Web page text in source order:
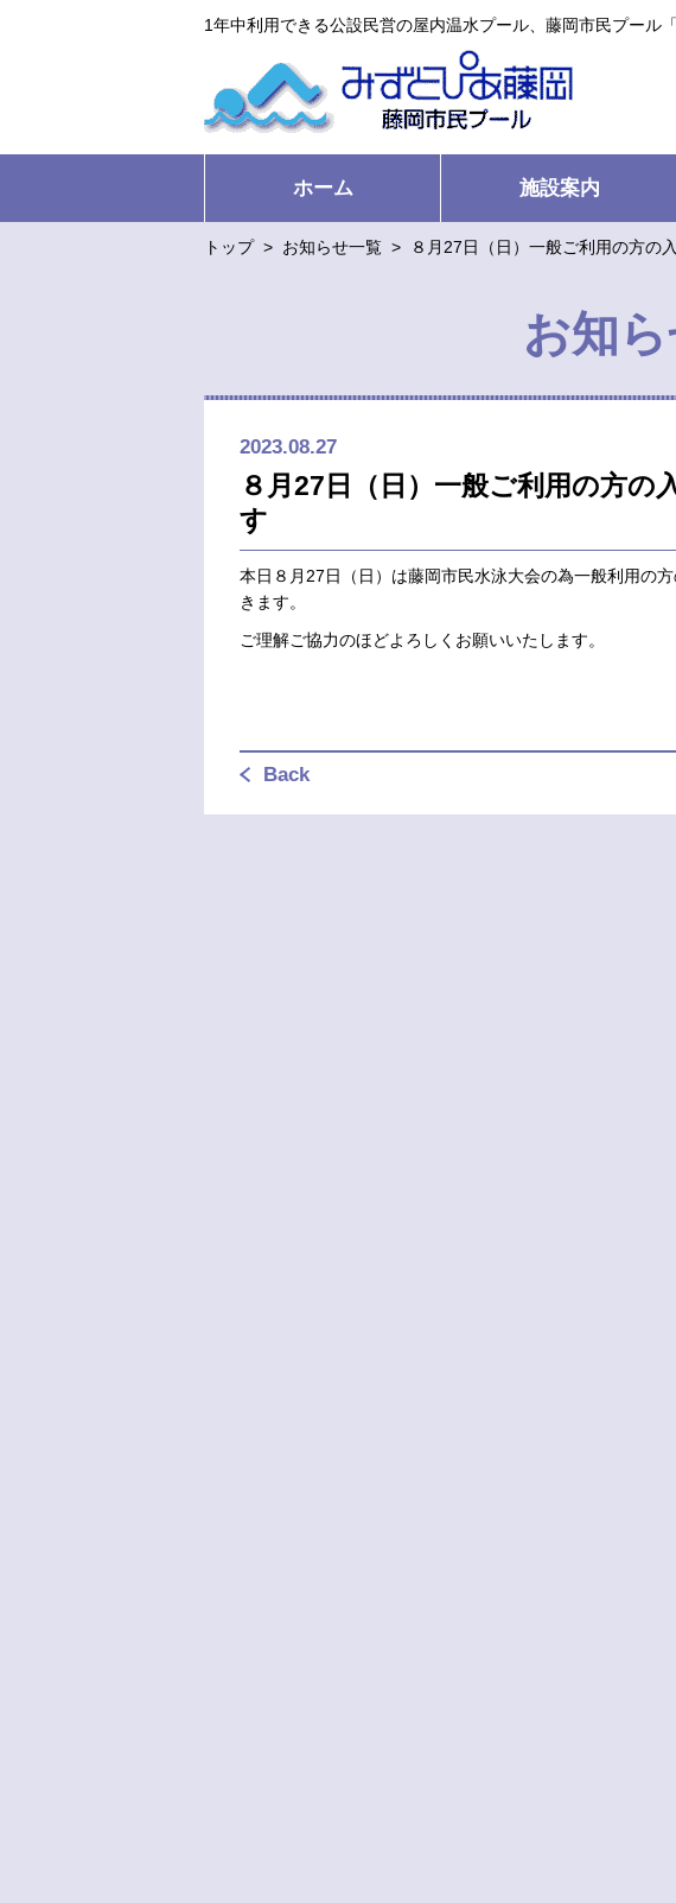
1年中利用できる公設民営の屋内温水プール、藤岡市民プール
ホーム 施設案内
トップ > お知らせ一覧 > ８月27日（日）一般ご利用の方の
お知
2023.08.27
８月27日（日）一般ご利用の方の
す
本日８月27日（日）は藤岡市民水泳大会の為一般利用の
きます。
ご理解ご協力のほどよろしくお願いいたします。
Back